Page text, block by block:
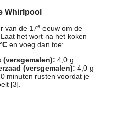
Whirlpool
van de 17e eeuw om de
het wort na het koken
en voeg dan toe:
(versgemalen): 4,0 g
(versgemalen): 4,0 g
minuten rusten voordat je
[3].